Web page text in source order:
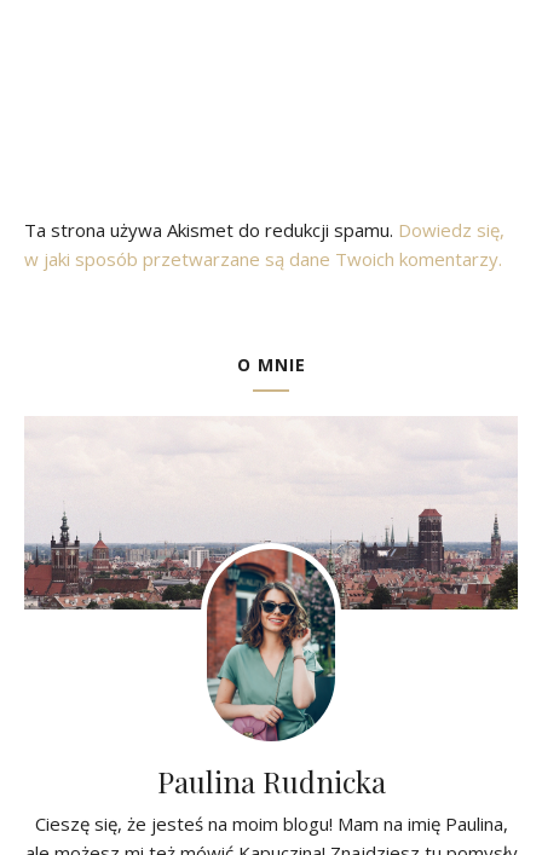
Ta strona używa Akismet do redukcji spamu. Dowiedz się,
w jaki sposób przetwarzane są dane Twoich komentarzy.
O MNIE
Paulina Rudnicka
Cieszę się, że jesteś na moim blogu! Mam na imię Paulina,